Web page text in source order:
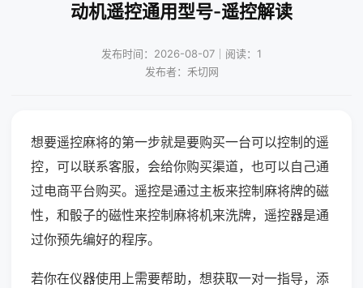
动机遥控通用型号-遥控解读
发布时间：2026-08-07｜阅读：1
发布者：禾切网
想要遥控麻将的第一步就是要购买一台可以控制的遥
控，可以联系客服，会给你购买渠道，也可以自己通
过电商平台购买。遥控是通过主板来控制麻将牌的磁
性，和骰子的磁性来控制麻将机来洗牌，遥控器是通
过你预先编好的程序。
若你在仪器使用上需要帮助，想获取一对一指导，添